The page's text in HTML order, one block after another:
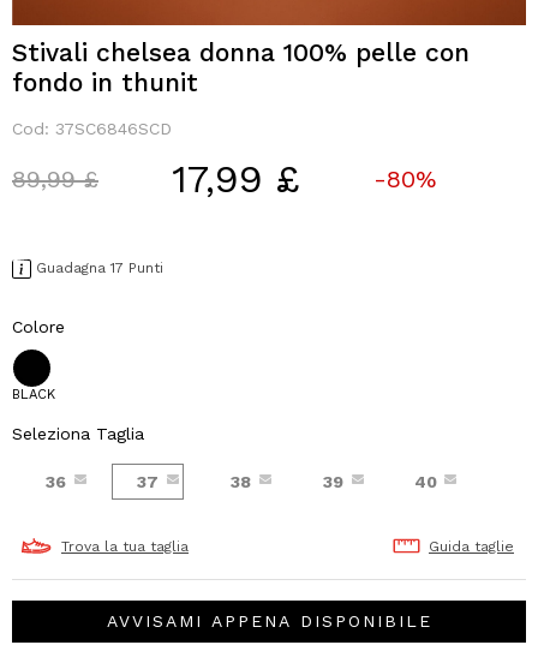
Stivali chelsea donna 100% pelle con
fondo in thunit
Cod: 37SC6846SCD
Price reduced from
89,99 £to 17,99 £ -80%
Guadagna 17 Punti
Colore
BLACK
Seleziona Taglia
36 37 38 39 40
Trova la tua taglia Guida taglie
AVVISAMI APPENA DISPONIBILE